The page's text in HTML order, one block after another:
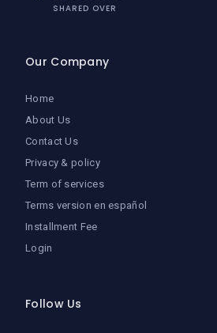
SHARED OVER
Our Company
Home
About Us
Contact Us
Privacy & policy
Term of services
Terms version en español
Installment Fee
Login
Follow Us